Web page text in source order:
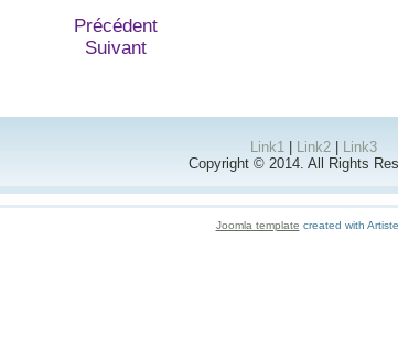
Précédent
Suivant
Link1| Link2|
Link3
Copyright © 2014. All Rights
Joomla template created with